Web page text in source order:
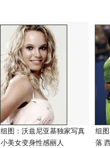
组图：沃兹尼亚基独家写真
小美女变身性感丽人
组
落